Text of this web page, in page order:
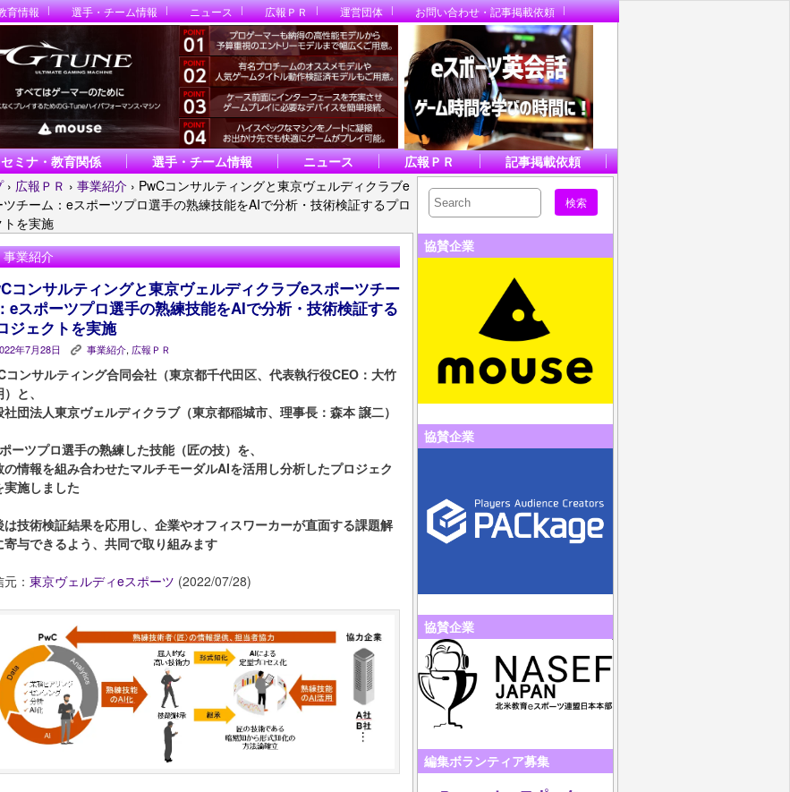
育情報 選手・チーム情報 ニュース 広報ＰＲ 運営団体 お問い合わせ・記事掲載依頼
セミナ・教育関係 選手・チーム情報 ニュース 広報ＰＲ
記事掲載依頼
› 広報ＰＲ › 事業紹介 › PwCコンサルティングと東京ヴェルディクラブe
ツチーム：eスポーツプロ選手の熟練技能をAIで分析・技術検証するプロ
トを実施
事業紹介
コンサルティングと東京ヴェルディクラブeスポーツチー
eスポーツプロ選手の熟練技能をAIで分析・技術検証する
ジェクトを実施
年7月28日 K 事業紹介, 広報ＰＲ
コンサルティング合同会社（東京都千代田区、代表執行役CEO：大竹
と、
社団法人東京ヴェルディクラブ（東京都稲城市、理事長：森本 譲二）
ーツプロ選手の熟練した技能（匠の技）を、
の情報を組み合わせたマルチモーダルAIを活用し分析したプロジェク
実施しました
は技術検証結果を応用し、企業やオフィスワーカーが直面する課題解
寄与できるよう、共同で取り組みます
： 東京ヴェルディeスポーツ (2022/07/28)
協賛企業
協賛企業
協賛企業
編集ボランティア募集